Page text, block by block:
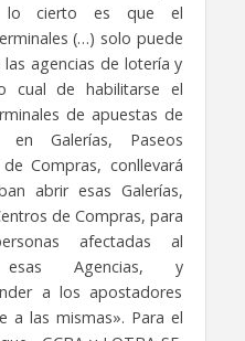
lo cierto es que el
(…) solo puede
agencias de lotería y
de habilitarse el
de apuestas de
en Galerías, Paseos
Compras, conllevará
abrir esas Galerías,
de Compras, para
afectadas al
esas Agencias, y
a los apostadores
a las mismas». Para el